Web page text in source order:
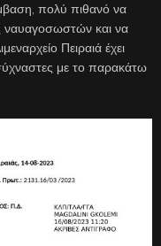
πολύ πιθανό να
ναυαγοσωστών και να
Πειραιά έχει
με το παρακάτω